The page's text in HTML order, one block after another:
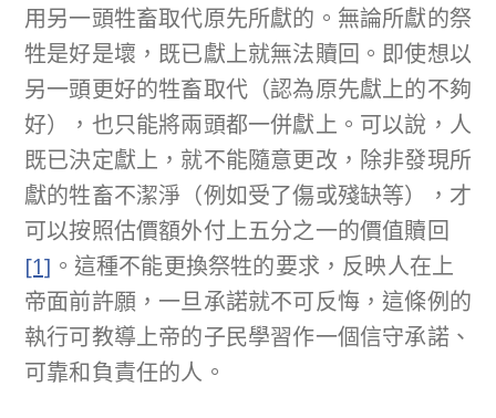
用另一頭牲畜取代原先所獻的。無論所獻的祭
牲是好是壞，既已獻上就無法贖回。即使想以
另一頭更好的牲畜取代（認為原先獻上的不夠
好），也只能將兩頭都一併獻上。可以說，人
既已決定獻上，就不能隨意更改，除非發現所
獻的牲畜不潔淨（例如受了傷或殘缺等），才
可以按照估價額外付上五分之一的價值贖回
[1] 。這種不能更換祭牲的要求，反映人在上
帝面前許願，一旦承諾就不可反悔，這條例的
執行可教導上帝的子民學習作一個信守承諾、
可靠和負責任的人。